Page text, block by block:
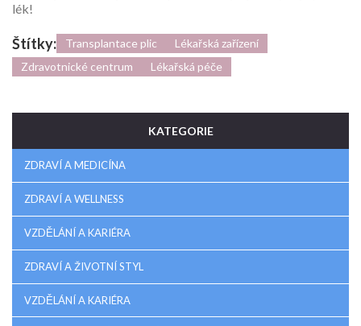
lék!
Štítky: Transplantace plic
Lékařská zařízení
Zdravotnické centrum
Lékařská péče
KATEGORIE
ZDRAVÍ A MEDICÍNA
ZDRAVÍ A WELLNESS
VZDĚLÁNÍ A KARIÉRA
ZDRAVÍ A ŽIVOTNÍ STYL
VZDĚLÁNÍ A KARIÉRA